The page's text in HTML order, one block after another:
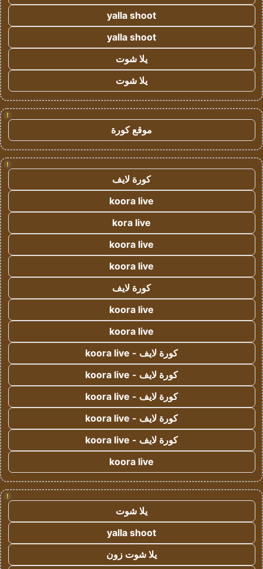
yalla shoot
yalla shoot
يلا شوت
يلا شوت
!
موقع كورة
!
كورة لايف
koora live
kora live
koora live
koora live
كورة لايف
koora live
koora live
كورة لايف - koora live
كورة لايف - koora live
كورة لايف - koora live
كورة لايف - koora live
كورة لايف - koora live
koora live
!
يلا شوت
yalla shoot
يلا شوت زون